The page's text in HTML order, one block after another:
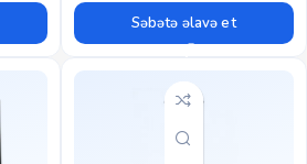
Səbətə əlavə et